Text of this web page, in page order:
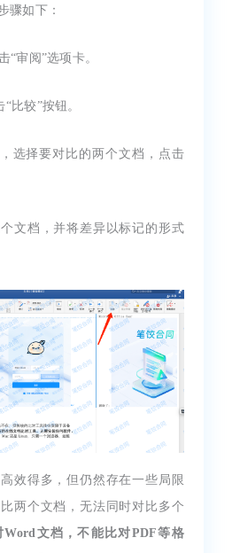
骤如下：
“审阅”选项卡。
比较”按钮。
选择要对比的两个文档，点击
文档，并将差异以标记的形式
效得多，但仍然存在一些局限
两个文档，无法同时对比多个
Word文档，不能比对PDF等格